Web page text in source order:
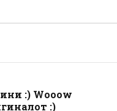
:) Wooow
:)